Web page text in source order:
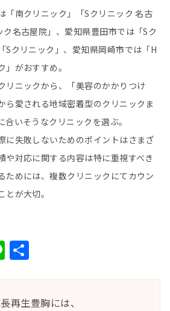
「南クリニック」「Sクリニック 名古
名古屋院」、愛知県豊田市では「Sク
Sクリニック」、愛知県岡崎市では「H
がおすすめ。
リニックから、「美容のかかりつけ
ら愛される地域密着型のクリニックま
合いそうなクリニックを選ぶ。
に失敗しないためのポイントはさまざ
や対応に関する内容は特に重視すべき
ためには、複数クリニックにてカウン
が大切。
Line共
再生豊胸には、